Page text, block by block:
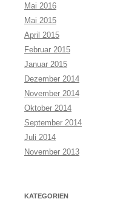
Mai 2016
Mai 2015
April 2015
Februar 2015
Januar 2015
Dezember 2014
November 2014
Oktober 2014
September 2014
Juli 2014
November 2013
KATEGORIEN